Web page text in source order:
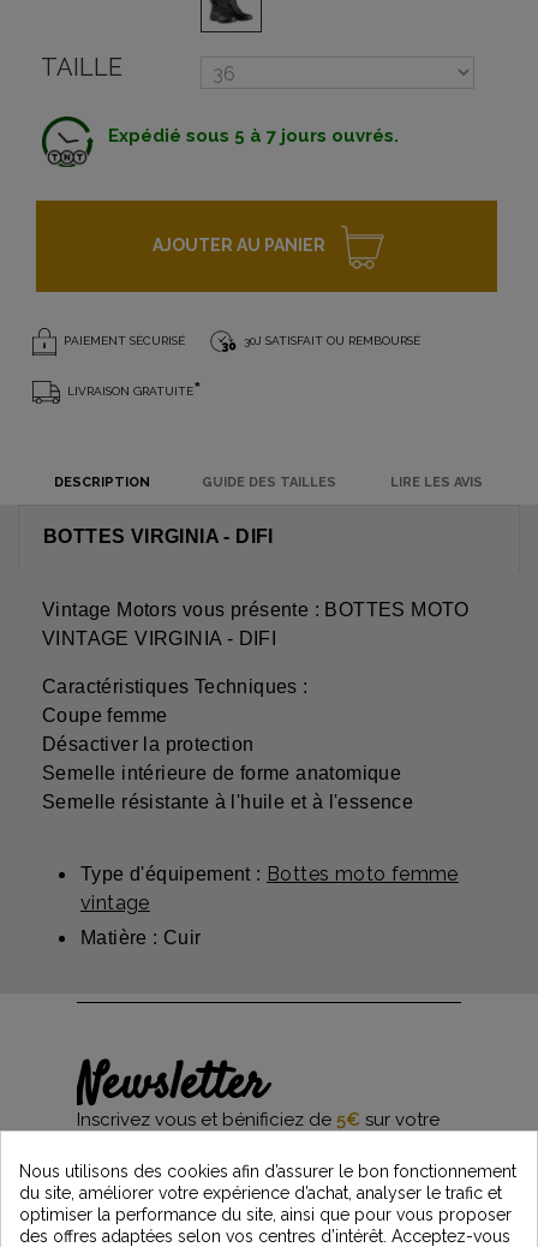
TAILLE
Expédié sous 5 à 7 jours ouvrés.
AJOUTER AU PANIER
PAIEMENT SÉCURISÉ 30J SATISFAIT OU REMBOURSÉ
LIVRAISON GRATUITE*
DESCRIPTION GUIDE DES TAILLES LIRE LES AVIS
BOTTES VIRGINIA - DIFI
Vintage Motors vous présente : BOTTES MOTO
VINTAGE VIRGINIA - DIFI
Caractéristiques Techniques :
Coupe femme
Désactiver la protection
Semelle intérieure de forme anatomique
Semelle résistante à l'huile et à l'essence
Type d'équipement : Bottes moto femme
vintage
Matière : Cuir
Newsletter
Inscrivez vous et bénificiez de 5€ sur votre
et restez informés des dernières nouveautés
Vintage Motors
Nous utilisons des cookies afin d’assurer le bon fonctionnement
du site, améliorer votre expérience d’achat, analyser le trafic et
optimiser la performance du site, ainsi que pour vous proposer
des offres adaptées selon vos centres d’intérêt. Acceptez-vous